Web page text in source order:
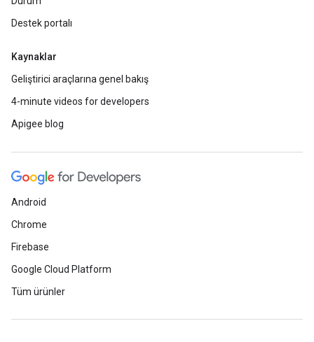
Destek portalı
Kaynaklar
Geliştirici araçlarına genel bakış
4-minute videos for developers
Apigee blog
Android
Chrome
Firebase
Google Cloud Platform
Tüm ürünler